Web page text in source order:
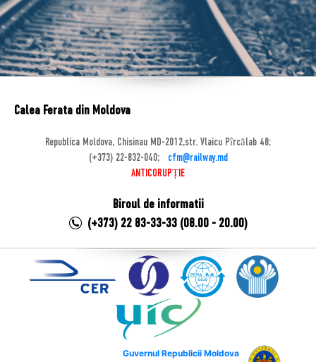
Calea Ferata din Moldova
Republica Moldova, Chisinau MD-2012,str. Vlaicu Pîrcălab 48;
(+373) 22-832-040;
cfm@railway.md
ANTICORUPȚIE
Biroul de informatii
(+373) 22 83-33-33 (08.00 - 20.00)
Guvernul Republicii Moldova